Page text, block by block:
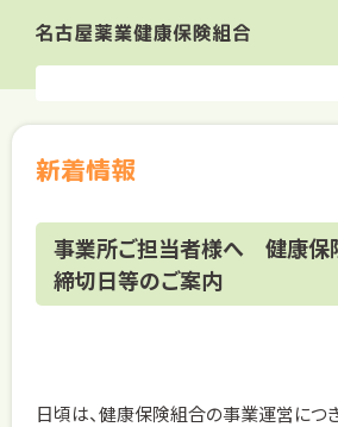
新着情報
事業所ご担当者様へ 健康保
締切日等のご案内
日頃は、健康保険組合の事業運営につ